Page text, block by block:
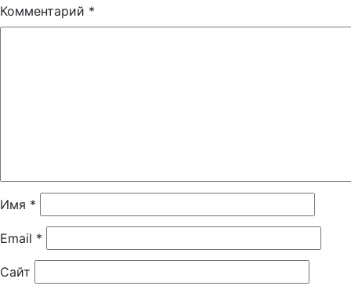
Комментарий *
Имя *
Email *
Сайт